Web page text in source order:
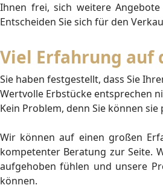
Ihnen frei, sich weitere
Entscheiden Sie sich für den
Viel Erfahrung auf
Sie haben festgestellt, dass Sie
Wertvolle Erbstücke entsprechen
Kein Problem, denn Sie können
Wir können auf einen großen
kompetenter Beratung zur Seite.
aufgehoben fühlen und unsere
können.